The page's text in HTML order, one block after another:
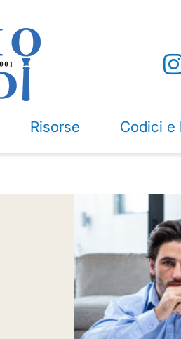
Risorse Codici e